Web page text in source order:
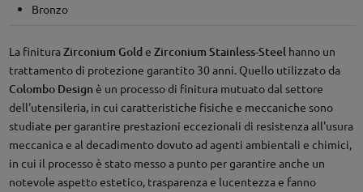
Bronzo
La finituraZirconium Golde Zirconium Stainless-Steel hanno un
trattamento di protezione garantito 30 anni. Quello utilizzato da
Colombo Design è un processo di finitura mutuato dal settore
dell'utensileria, in cui caratteristiche fisiche e meccaniche sono
studiate per garantire prestazioni eccezionali di resistenza all'usura
meccanica e al decadimento dovuto ad agenti ambientali e chimici,
in cui il processo è stato messo a punto per garantire anche un
notevole aspetto estetico, trasparenza e lucentezza e fanno